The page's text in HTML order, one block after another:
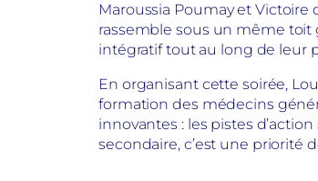
Maroussia Poumay et
rassemble sous un même
intégratif tout au long de leur
En organisant cette soirée,
formation des médecins
innovantes : les pistes
secondaire, c’est une priorité